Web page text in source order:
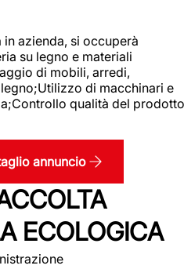
azienda, si occuperà
su legno e materiali
di mobili, arredi,
di macchinari e
qualità del prodotto
annuncio
ECOLOGICA